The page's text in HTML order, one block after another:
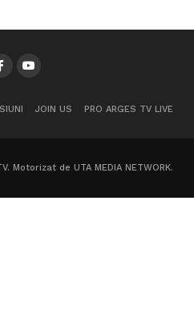
JOIN US PRO ARGES TV LIVE
Motorizat de UTA MEDIA NETWORK.